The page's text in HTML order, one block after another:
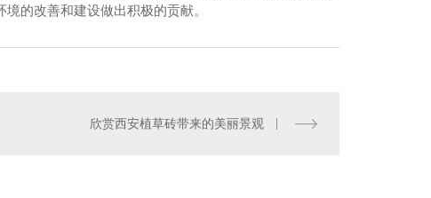
的改善和建设做出积极的贡献。
欣赏西安植草砖带来的美丽景观